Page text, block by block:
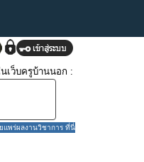
เว็บครูบ้านนอก :
แพร่ผลงานวิชาการ ที่นี่